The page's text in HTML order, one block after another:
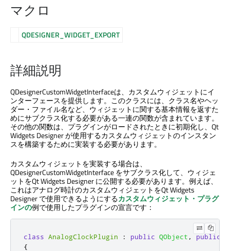
マクロ
QDESIGNER_WIDGET_EXPORT
詳細説明
QDesignerCustomWidgetInterfaceは、カスタムウィジェットにイ
ンターフェースを提供します。このクラスには、クラス名やヘッ
ダー・ファイル名など、ウィジェットに関する基本情報を返すた
めにサブクラス化する必要がある一連の関数が含まれています。
その他の関数は、プラグインがロードされたときに初期化し、 Qt
Widgets Designerが使用するカスタムウィジェットのインスタン
スを構築するために実装する必要があります。
カスタムウィジェットを実装する場合は、
QDesignerCustomWidgetInterface をサブクラス化して、ウィジェ
ットをQt Widgets Designerに公開する必要があります。例えば、
これはアナログ時計のカスタムウィジェットをQt Widgets
Designerで使用できるようにするカスタムウィジェット・プラグ
インの例で使用したプラグインの宣言です：
class AnalogClockPlugin : public QObject , public
{